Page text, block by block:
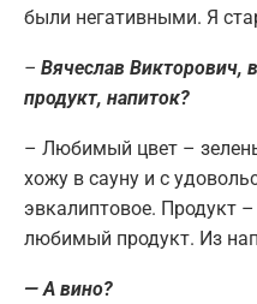
были негативными. Я
– Вячеслав Викторович,
продукт, напиток?
– Любимый цвет –
хожу в сауну и с
эвкалиптовое. Продукт
любимый продукт. Из
— А вино?